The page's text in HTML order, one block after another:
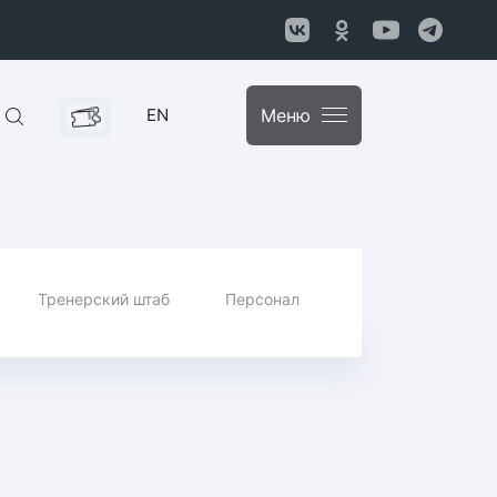
EN Меню
Тренерский штаб Персонал